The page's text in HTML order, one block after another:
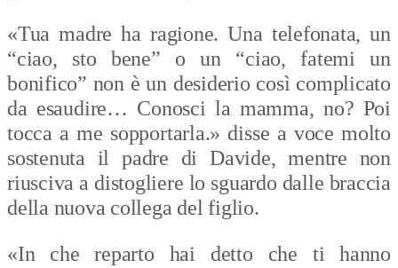
«Tua madre ha ragione. Una telefonata, un
“ciao, sto bene” o un “ciao, fatemi un
bonifico” non è un desiderio così complicato
da esaudire… Conosci la mamma, no? Poi
tocca a me sopportarla.» disse a voce molto
sostenuta il padre di Davide, mentre non
riusciva a distogliere lo sguardo dalle braccia
della nuova collega del figlio.
«In che reparto hai detto che ti hanno